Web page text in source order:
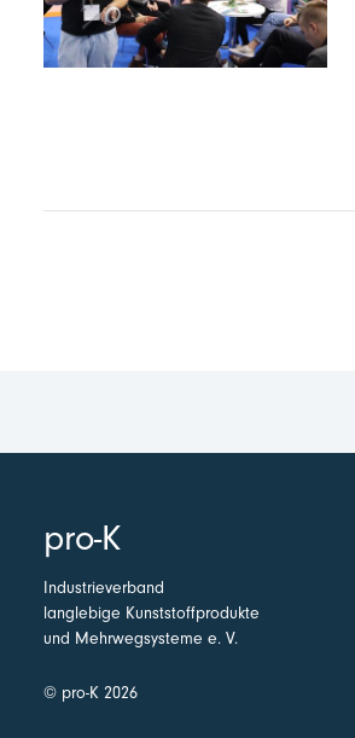
pro-K
Industrieverband
langlebige Kunststoffprodukte
und Mehrwegsysteme e. V.
© pro-K 2026